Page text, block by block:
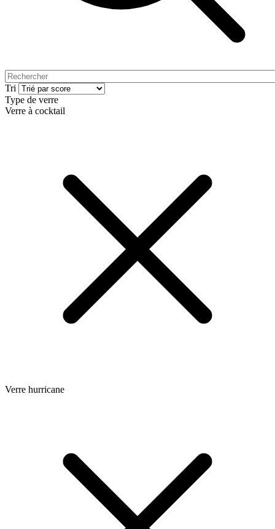
Tri
Type de verre
Verre à cocktail
Verre hurricane